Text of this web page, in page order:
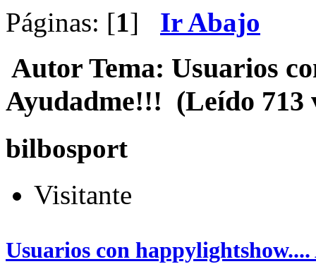
Páginas: [1] Ir Abajo
Autor Tema: Usuarios
Ayudadme!!! (Leído 713
bilbosport
Visitante
Usuarios con